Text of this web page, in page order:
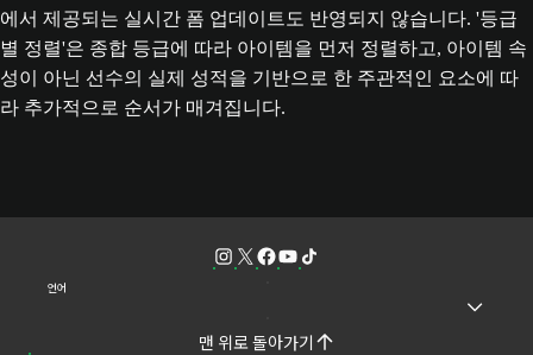
에서 제공되는 실시간 폼 업데이트도 반영되지 않습니다. '등급
별 정렬'은 종합 등급에 따라 아이템을 먼저 정렬하고, 아이템 속
성이 아닌 선수의 실제 성적을 기반으로 한 주관적인 요소에 따
라 추가적으로 순서가 매겨집니다.
언어
맨 위로 돌아가기